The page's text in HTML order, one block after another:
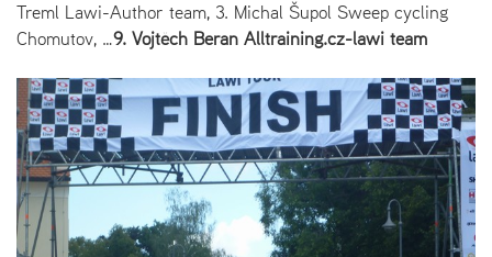
Treml Lawi-Author team, 3. Michal Šupol Sweep cycling
Chomutov, …9. Vojtěch Beran Alltraining.cz-lawi team